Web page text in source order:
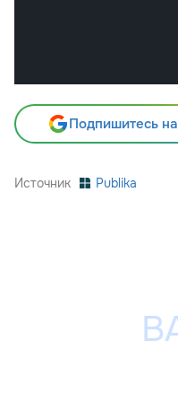
Подпишитесь
Источник Publika